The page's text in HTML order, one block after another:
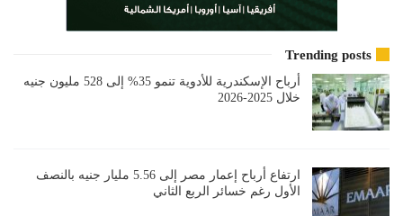
Trending posts
أرباح الإسكندرية للأدوية تنمو 35% إلى 528 مليون جنيه
خلال 2025-2026
ارتفاع أرباح إعمار مصر إلى 5.56 مليار جنيه بالنصف
الأول رغم خسائر الربع الثاني